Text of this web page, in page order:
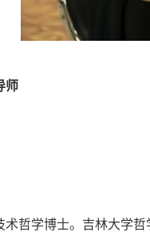
师
术哲学博士。吉林大学